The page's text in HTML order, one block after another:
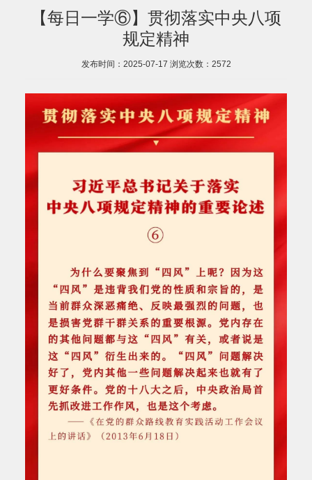
【每日一学⑥】贯彻落实中央八项
规定精神
发布时间：2025-07-17 浏览次数： 2572